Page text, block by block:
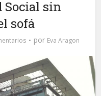
Social sin
sofá
por Eva Aragon